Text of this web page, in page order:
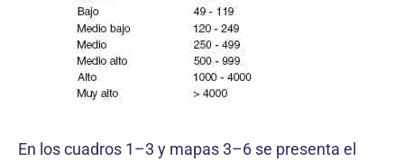
En los cuadros 1–3 y mapas 3–6 se presenta el